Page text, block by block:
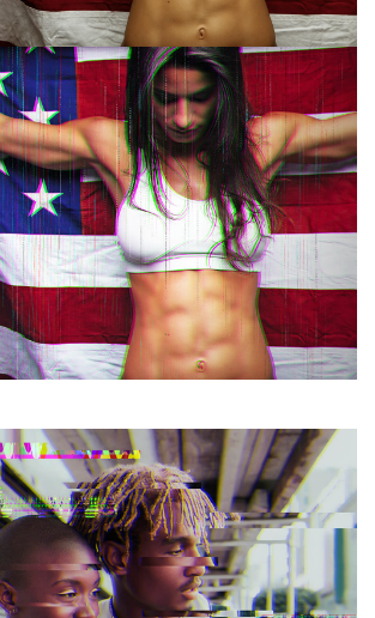
कृपया चुने
#5